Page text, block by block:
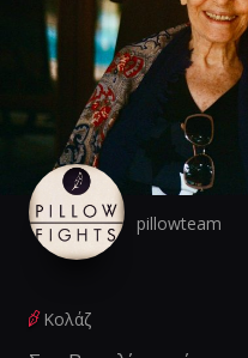
pillowteam
Κολάζ